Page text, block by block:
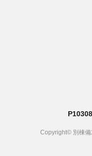
Copyright© 別棟